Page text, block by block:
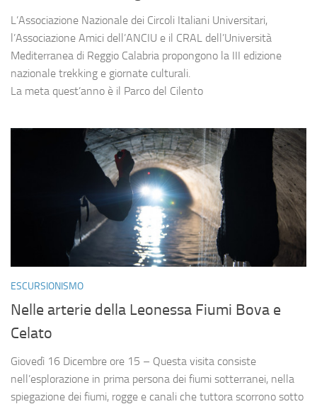
L’Associazione Nazionale dei Circoli Italiani Universitari,
l’Associazione Amici dell’ANCIU e il CRAL dell’Università
Mediterranea di Reggio Calabria propongono la III edizione
nazionale trekking e giornate culturali.
La meta quest’anno è il Parco del Cilento
ESCURSIONISMO
Nelle arterie della Leonessa Fiumi Bova e
Celato
Giovedì 16 Dicembre ore 15 – Questa visita consiste
nell’esplorazione in prima persona dei fiumi sotterranei, nella
spiegazione dei fiumi, rogge e canali che tuttora scorrono sotto